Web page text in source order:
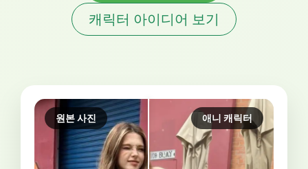
캐릭터 아이디어 보기
원본 사진 애니 캐릭터